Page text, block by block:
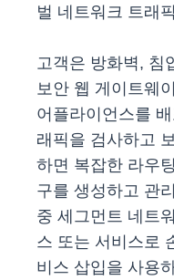
벌 네트워크 트래
고객은 방화벽, 침
보안 웹 게이트웨
어플라이언스를
래픽을 검사하고
하면 복잡한 라우
구를 생성하고 관
중 세그먼트 네트
스 또는 서비스로
비스 삽입을 사용